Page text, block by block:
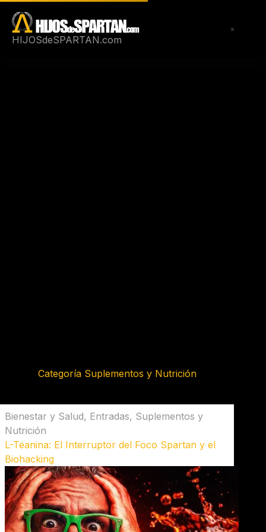
contenido
HIJOSdeSPARTAN.com
CategoríaSuplementos y Nutrición
Bienestar y Salud, Entradas, Suplementos y
Nutrición
L-Teanina: El Interruptor del Foco Spartan y el
Biohacking